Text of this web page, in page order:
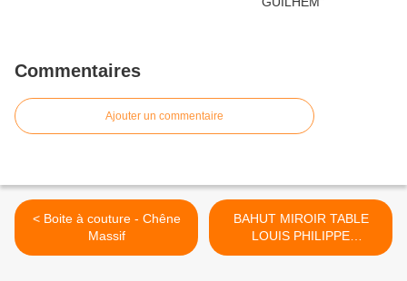
Commentaires
Ajouter un commentaire
< Boite à couture - Chêne
Massif
BAHUT MIROIR TABLE
LOUIS PHILIPPE
MERISIER MASSIF >